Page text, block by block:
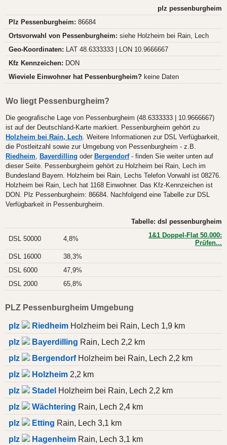
plz pessenburgheim
Plz Pessenburgheim: 86684
Ortsvorwahl von Pessenburgheim: siehe Holzheim bei Rain, Lech
Geo-Koordinaten: LAT 48.6333333 | LON 10.9666667
Kfz Kennzeichen: DON
Wieviele Einwohner hat Pessenburgheim? keine Daten
Wo liegt Pessenburgheim?
Die geografische Lage von Pessenburgheim (48.6333333 | 10.9666667)
ist auf der Deutschland-Karte markiert. Pessenburgheim gehört zu
Holzheim bei Rain, Lech. Weitere Informationen zur DSL Verfügbarkeit,
die Postleitzahl sowie zur Umgebung von Pessenburgheim - z.B.
Riedheim, Bayerdilling oder Bergendorf- finden Sie weiter unten auf
dieser Seite. Pessenburgheim gehört zu Holzheim bei Rain, Lech im
Bundesland Bayern. Holzheim bei Rain, Lechs Telefon Vorwahl ist 08276.
Holzheim bei Rain, Lech hat 1168 Einwohner. Das Kfz-Kennzeichen ist
DON. Plz Pessenburgheim: 86684. Nachfolgend eine Tabelle zur DSL
Verfügbarkeit in Pessenburgheim.
Tabelle: dsl pessenburgheim
DSL 50000 4,8%
1&1 Doppel-Flat 50.000:
Prüfen...
DSL 16000
38,3%
DSL 6000
47,9%
DSL 2000
65,8%
PLZ Pessenburgheim Umgebung
plz Riedheim Holzheim bei Rain, Lech 1,9 km
plz
Bayerdilling Rain, Lech 2,2 km
plz
BergendorfHolzheim bei Rain, Lech 2,2 km
plz
Holzheim 2,2 km
plz
Stadel Holzheim bei Rain, Lech 2,2 km
plz
Wächtering Rain, Lech 2,4 km
plz
Etting Rain, Lech 3,1 km
plz
Hagenheim Rain, Lech 3,1 km